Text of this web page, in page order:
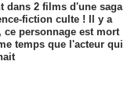
dans 2 films d'une saga
fiction culte ! Il y a
ce personnage est mort
temps que l'acteur qui